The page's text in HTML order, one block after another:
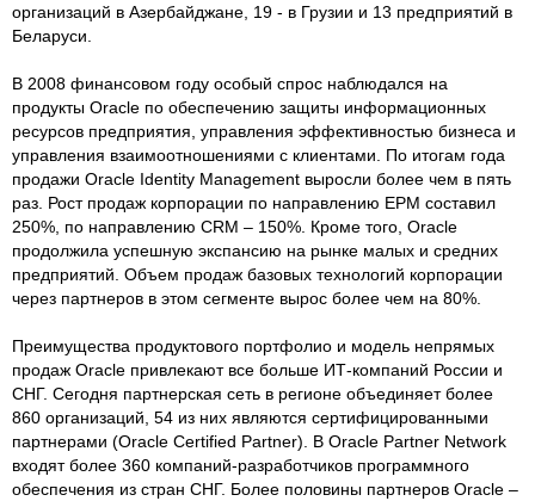
организаций в Азербайджане, 19 - в Грузии и 13 предприятий в
Беларуси.
В 2008 финансовом году особый спрос наблюдался на
продукты Oracle по обеспечению защиты информационных
ресурсов предприятия, управления эффективностью бизнеса и
управления взаимоотношениями с клиентами. По итогам года
продажи Oracle Identity Management выросли более чем в пять
раз. Рост продаж корпорации по направлению EPM составил
250%, по направлению CRM – 150%. Кроме того, Oracle
продолжила успешную экспансию на рынке малых и средних
предприятий. Объем продаж базовых технологий корпорации
через партнеров в этом сегменте вырос более чем на 80%.
Преимущества продуктового портфолио и модель непрямых
продаж Oracle привлекают все больше ИТ-компаний России и
СНГ. Сегодня партнерская сеть в регионе объединяет более
860 организаций, 54 из них являются сертифицированными
партнерами (Oracle Certified Partner). В Oracle Partner Network
входят более 360 компаний-разработчиков программного
обеспечения из стран СНГ. Более половины партнеров Oracle –